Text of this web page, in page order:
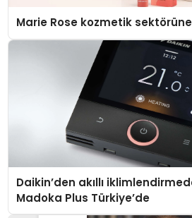
Marie Rose kozmetik
Daikin’den akıllı
Madoka Plus Türkiye’de